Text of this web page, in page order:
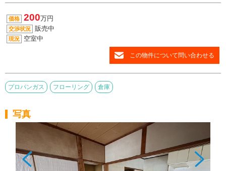
価格 200万円
交渉状況 販売中
現況 空室中
この物件について問い合わせる
プロパンガス フローリング 倉庫
写真